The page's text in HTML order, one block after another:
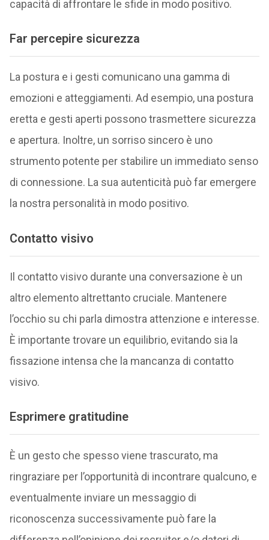
capacità di affrontare le sfide in modo positivo.
Far percepire sicurezza
La postura e i gesti comunicano una gamma di
emozioni e atteggiamenti. Ad esempio, una postura
eretta e gesti aperti possono trasmettere sicurezza
e apertura. Inoltre, un sorriso sincero è uno
strumento potente per stabilire un immediato senso
di connessione. La sua autenticità può far emergere
la nostra personalità in modo positivo.
Contatto visivo
Il contatto visivo durante una conversazione è un
altro elemento altrettanto cruciale. Mantenere
l’occhio su chi parla dimostra attenzione e interesse.
È importante trovare un equilibrio, evitando sia la
fissazione intensa che la mancanza di contatto
visivo.
Esprimere gratitudine
È un gesto che spesso viene trascurato, ma
ringraziare per l’opportunità di incontrare qualcuno, e
eventualmente inviare un messaggio di
riconoscenza successivamente può fare la